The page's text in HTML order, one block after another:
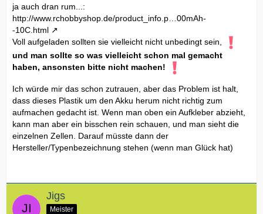
ja auch dran rum...:
http://www.rchobbyshop.de/product_info.p…00mAh-
-10C.html
Voll aufgeladen sollten sie vielleicht nicht unbedingt sein,
und man sollte so was vielleicht schon mal gemacht
haben, ansonsten bitte nicht machen!
Ich würde mir das schon zutrauen, aber das Problem ist halt,
dass dieses Plastik um den Akku herum nicht richtig zum
aufmachen gedacht ist. Wenn man oben ein Aufkleber abzieht,
kann man aber ein bisschen rein schauen, und man sieht die
einzelnen Zellen. Darauf müsste dann der
Hersteller/Typenbezeichnung stehen (wenn man Glück hat)
Jigs
Meister